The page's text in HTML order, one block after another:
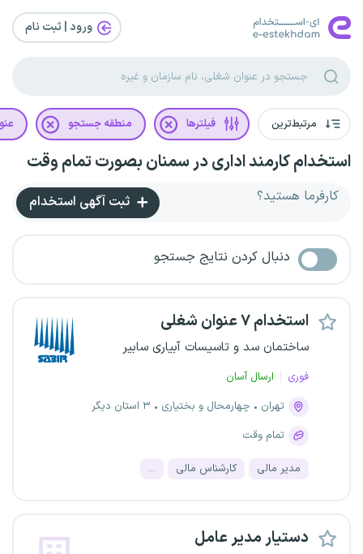
ورود | ثبت‌ نام
مرتبط‌ترین فیلترها منطقه جستجو
استخدام کارمند اداری در سمنان بصورت تمام وقت
کارفرما هستید؟ ثبت آگهی استخدام
دنبال کردن نتایج جستجو
استخدام ۷ عنوان شغلی
ساختمان سد و تاسیسات آبیاری سابیر
فوری
ارسال آسان
تهران
چهارمحال و بختیاری
۳ استان دیگر
تمام وقت
مدیر مالی کارشناس مالی ...
دستیار مدیر عامل